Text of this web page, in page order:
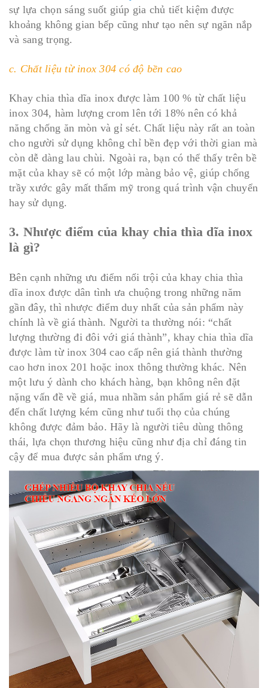
sự lựa chọn sáng suốt giúp gia chủ tiết kiệm được
khoảng không gian bếp cũng như tạo nên sự ngăn nắp
và sang trọng.
c. Chất liệu từ inox 304 có độ bền cao
Khay chia thìa dĩa inox được làm 100 % từ chất liệu
inox 304, hàm lượng crom lên tới 18% nên có khả
năng chống ăn mòn và gỉ sét. Chất liệu này rất an toàn
cho người sử dụng không chỉ bền đẹp với thời gian mà
còn dễ dàng lau chùi. Ngoài ra, bạn có thể thấy trên bề
mặt của khay sẽ có một lớp màng bảo vệ, giúp chống
trầy xước gây mất thẩm mỹ trong quá trình vận chuyển
hay sử dụng.
3. Nhược điểm của khay chia thìa dĩa inox
là gì?
Bên cạnh những ưu điểm nổi trội của khay chia thìa
dĩa inox được dân tình ưa chuộng trong những năm
gần đây, thì nhược điểm duy nhất của sản phẩm này
chính là về giá thành. Người ta thường nói: “chất
lượng thường đi đôi với giá thành”, khay chia thìa dĩa
được làm từ inox 304 cao cấp nên giá thành thường
cao hơn inox 201 hoặc inox thông thường khác. Nên
một lưu ý dành cho khách hàng, bạn không nên đặt
nặng vấn đề về giá, mua nhầm sản phẩm giá rẻ sẽ dẫn
đến chất lượng kém cũng như tuổi thọ của chúng
không được đảm bảo. Hãy là người tiêu dùng thông
thái, lựa chọn thương hiệu cũng như địa chỉ đáng tin
cậy để mua được sản phẩm ưng ý.